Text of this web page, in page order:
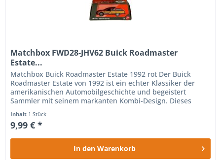
Matchbox FWD28-JHV62 Buick Roadmaster
Estate...
Matchbox Buick Roadmaster Estate 1992 rot Der Buick
Roadmaster Estate von 1992 ist ein echter Klassiker der
amerikanischen Automobilgeschichte und begeistert
Sammler mit seinem markanten Kombi-Design. Dieses
Inhalt 1 Stück
9,99 € *
In den Warenkorb